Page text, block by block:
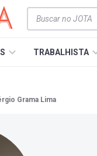
TRABALHISTA
Grama Lima